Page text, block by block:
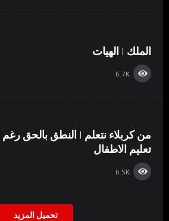
الملك | الهيات
6.7K
من كربلاء نتعلم | النطق بالحق رغم
تعليم الاطفال
6.5K
تحميل المزيد